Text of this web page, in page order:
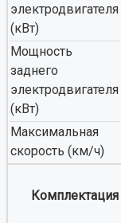
электродвигателя
(кВт)
Мощность
заднего
электродвигателя
(кВт)
Максимальная
скорость (км/ч)
Комплектация